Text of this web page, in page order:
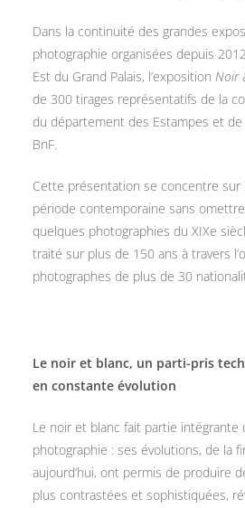
Dans la continuité des grandes
photographie organisées depuis
Est du Grand Palais, l’exposition Noir
de 300 tirages représentatifs de la
du département des Estampes et
BnF.
Cette présentation se concentre
période contemporaine sans
quelques photographies du XIXe
traité sur plus de 150 ans à travers
photographes de plus de 30
Le noir et blanc, un parti-pris
en constante évolution
Le noir et blanc fait partie intégrante
photographie : ses évolutions, de la
aujourd’hui, ont permis de produire
plus contrastées et sophistiquées,